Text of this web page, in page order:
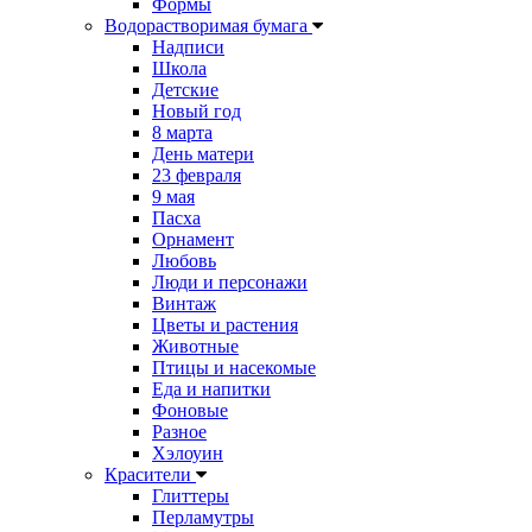
Формы
Водорастворимая бумага
Надписи
Школа
Детские
Новый год
8 марта
День матери
23 февраля
9 мая
Пасха
Орнамент
Любовь
Люди и персонажи
Винтаж
Цветы и растения
Животные
Птицы и насекомые
Еда и напитки
Фоновые
Разное
Хэлоуин
Красители
Глиттеры
Перламутры